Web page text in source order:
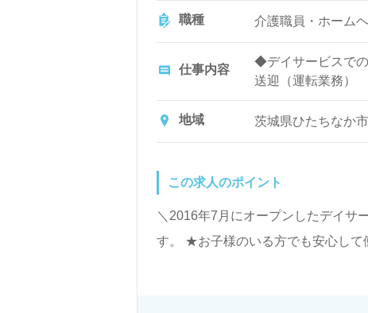
職種 介護職員・ホーム
仕事内容
◆デイサービスで
送迎（運転業務）
地域 茨城県ひたちなか
この求人のポイント
＼2016年7月にオープンしたデイサ
す。 ★お子様のいる方でも安心して